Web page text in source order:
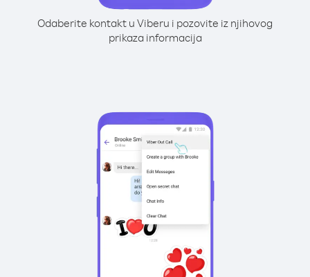
Odaberite kontakt u Viberu i pozovite iz njihovog
prikaza informacija